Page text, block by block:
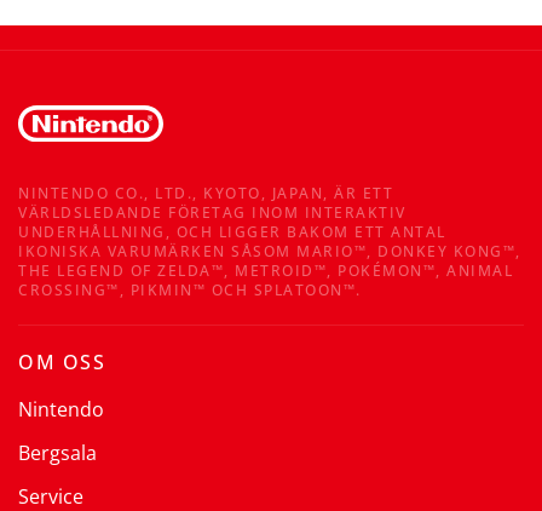
NINTENDO CO., LTD., KYOTO, JAPAN, ÄR ETT
VÄRLDSLEDANDE FÖRETAG INOM INTERAKTIV
UNDERHÅLLNING, OCH LIGGER BAKOM ETT ANTAL
IKONISKA VARUMÄRKEN SÅSOM MARIO™, DONKEY KONG™,
THE LEGEND OF ZELDA™, METROID™, POKÉMON™, ANIMAL
CROSSING™, PIKMIN™ OCH SPLATOON™.
OM OSS
Nintendo
Bergsala
Service